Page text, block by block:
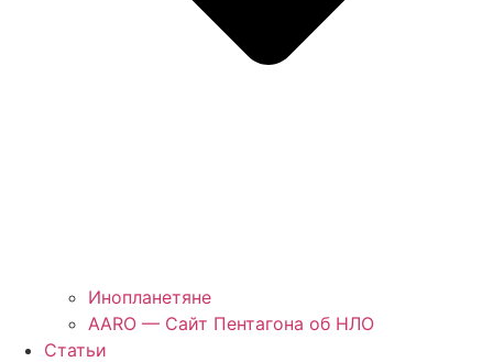
Инопланетяне
AARO — Сайт Пентагона об НЛО
Статьи